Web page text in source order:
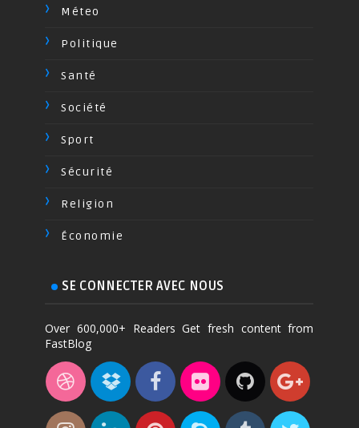
Méteo
Politique
Santé
Société
Sport
Sécurité
Religion
Économie
SE CONNECTER AVEC NOUS
Over 600,000+ Readers Get fresh content from
FastBlog